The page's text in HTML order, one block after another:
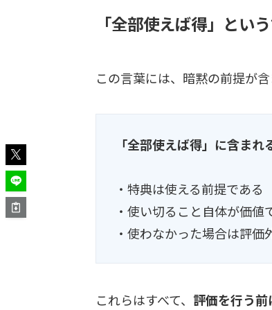
「全部使えば得」とい
この言葉には、暗黙の前提が含
「全部使えば得」に含まれ
・特典は使える前提である
・使い切ること自体が価値
・使わなかった場合は評価
これらはすべて、 評価を行う